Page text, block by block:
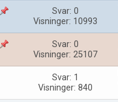
Svar: 0
Visninger: 10993
Svar: 0
Visninger: 25107
Svar: 1
Visninger: 840